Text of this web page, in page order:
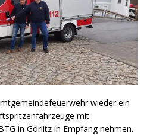
wieder ein
mit
in Görlitz in Empfang nehmen.